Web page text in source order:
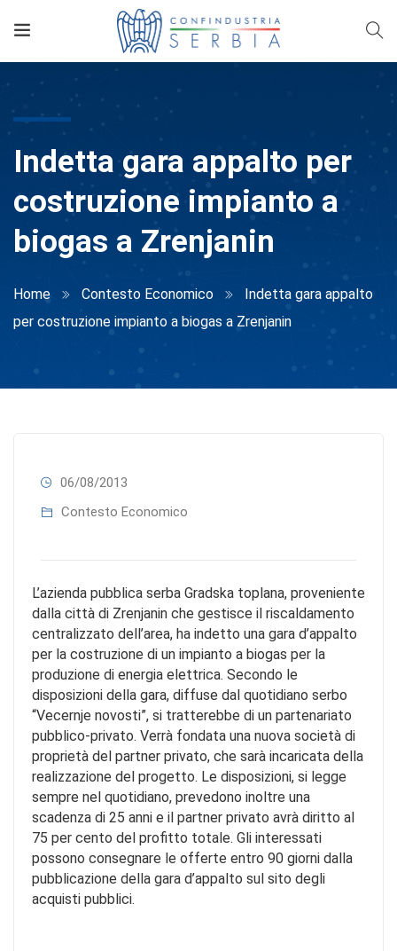
Indetta gara appalto per
costruzione impianto a
biogas a Zrenjanin
Home Contesto Economico
Indetta gara appalto
per costruzione impianto a biogas a Zrenjanin
06/08/2013
Contesto Economico
L’azienda pubblica serba Gradska toplana, proveniente
dalla città di Zrenjanin che gestisce il riscaldamento
centralizzato dell’area, ha indetto una gara d’appalto
per la costruzione di un impianto a biogas per la
produzione di energia elettrica. Secondo le
disposizioni della gara, diffuse dal quotidiano serbo
“Vecernje novosti”, si tratterebbe di un partenariato
pubblico-privato. Verrà fondata una nuova società di
proprietà del partner privato, che sarà incaricata della
realizzazione del progetto. Le disposizioni, si legge
sempre nel quotidiano, prevedono inoltre una
scadenza di 25 anni e il partner privato avrà diritto al
75 per cento del profitto totale. Gli interessati
possono consegnare le offerte entro 90 giorni dalla
pubblicazione della gara d’appalto sul sito degli
acquisti pubblici.